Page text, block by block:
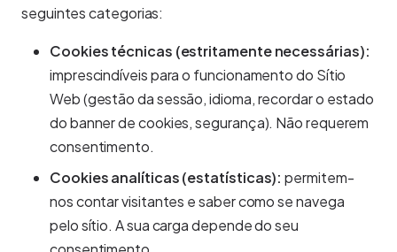
seguintes categorias:
Cookies técnicas (estritamente necessárias):
imprescindíveis para o funcionamento do Sítio
Web (gestão da sessão, idioma, recordar o estado
do banner de cookies, segurança). Não requerem
consentimento.
Cookies analíticas (estatísticas): permitem-
nos contar visitantes e saber como se navega
pelo sítio. A sua carga depende do seu